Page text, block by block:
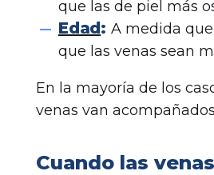
que las de piel más
Edad: A medida
que las venas sean
En la mayoría de los
venas van
Cuando las